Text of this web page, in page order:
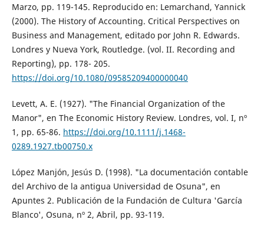
Marzo, pp. 119-145. Reproducido en: Lemarchand, Yannick
(2000). The History of Accounting. Critical Perspectives on
Business and Management, editado por John R. Edwards.
Londres y Nueva York, Routledge. (vol. II. Recording and
Reporting), pp. 178- 205.
https://doi.org/10.1080/09585209400000040
Levett, A. E. (1927). "The Financial Organization of the
Manor", en The Economic History Review. Londres, vol. I, nº
1, pp. 65-86. https://doi.org/10.1111/j.1468-
0289.1927.tb00750.x
López Manjón, Jesús D. (1998). "La documentación contable
del Archivo de la antigua Universidad de Osuna", en
Apuntes 2. Publicación de la Fundación de Cultura 'García
Blanco', Osuna, nº 2, Abril, pp. 93-119.